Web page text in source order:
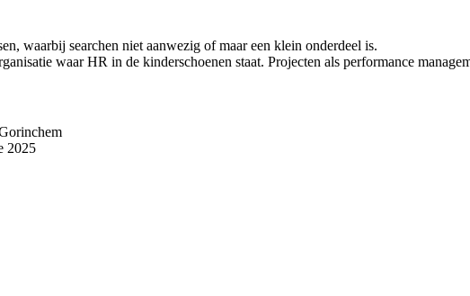
waarbij searchen niet aanwezig of maar een klein onderdeel is.
waar HR in de kinderschoenen staat. Projecten als performance
2025